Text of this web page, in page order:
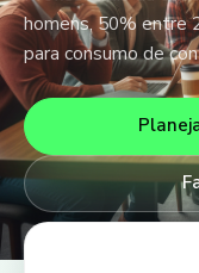
homens, 50% entre
para consumo de